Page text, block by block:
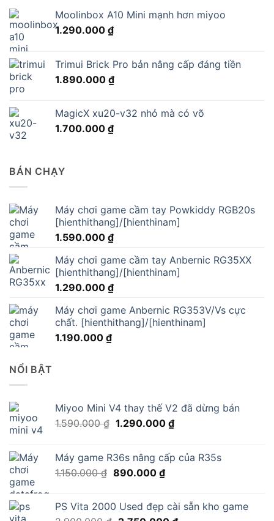
Moolinbox A10 Mini mạnh hơn miyoo
1.290.000 ₫
Trimui Brick Pro bản nâng cấp đáng tiền
1.890.000 ₫
MagicX xu20-v32 nhỏ mà có võ
1.700.000 ₫
BÁN CHẠY
Máy chơi game cầm tay Powkiddy RGB20s
[hienthithang]/[hienthinam]
1.590.000 ₫
Máy chơi game cầm tay Anbernic RG35XX
[hienthithang]/[hienthinam]
1.290.000 ₫
Máy chơi game Anbernic RG353V/Vs cực
chất. [hienthithang]/[hienthinam]
1.190.000 ₫
NỔI BẬT
Miyoo Mini V4 thay thế V2 đã dừng bán
1.590.000₫ Giá
1.590.000 ₫.
1.290.000 ₫Giá
là:
Máy game R36s nâng cấp của R35s
1.150.000₫ Giá
1.150.000 ₫.
890.000 ₫Giá
là:
PS Vita 2000 Used đẹp cài sẵn kho game